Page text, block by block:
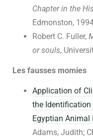
Chapter in the
Edmonston,
Robert C. Fuller,
or souls,
Les fausses momies
Application of
the
Egyptian Animal
Adams, Judith;